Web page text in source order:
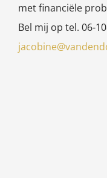
met financiële
Bel mij op tel. 06-